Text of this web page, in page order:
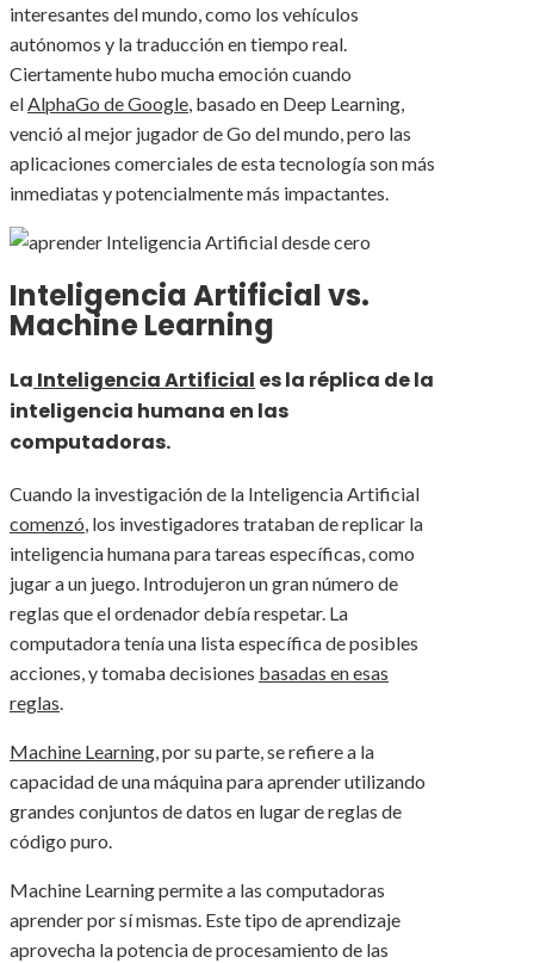
interesantes del mundo, como los vehículos
autónomos y la traducción en tiempo real.
Ciertamente hubo mucha emoción cuando
elAlphaGo de Google, basado en Deep Learning,
venció al mejor jugador de Go del mundo, pero las
aplicaciones comerciales de esta tecnología son más
inmediatas y potencialmente más impactantes.
Inteligencia Artificial vs.
Machine Learning
La Inteligencia Artificial es la réplica de la
inteligencia humana en las
computadoras.
Cuando la investigación de la Inteligencia Artificial
comenzó, los investigadores trataban de replicar la
inteligencia humana para tareas específicas, como
jugar a un juego. Introdujeron un gran número de
reglas que el ordenador debía respetar. La
computadora tenía una lista específica de posibles
acciones, y tomaba decisiones basadas en esas
reglas.
Machine Learning, por su parte, se refiere a la
capacidad de una máquina para aprender utilizando
grandes conjuntos de datos en lugar de reglas de
código puro.
Machine Learning permite a las computadoras
aprender por sí mismas. Este tipo de aprendizaje
aprovecha la potencia de procesamiento de las